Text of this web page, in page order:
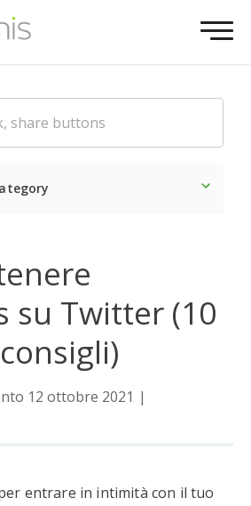
su Twitter (10
12 ottobre 2021 |
entrare in intimità con il tuo